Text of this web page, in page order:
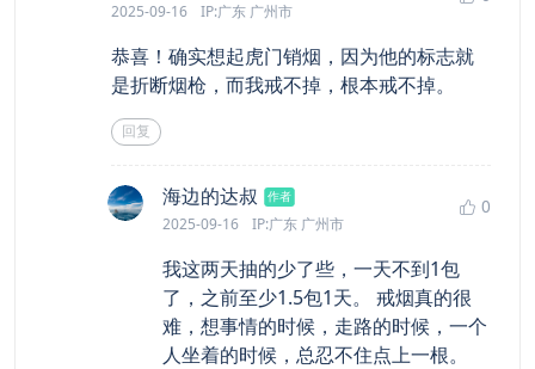
2025-09-16 IP:广东 广州市
恭喜！确实想起虎门销烟，因为他的标志就
是折断烟枪，而我戒不掉，根本戒不掉。
回复
0
海边的达叔says:
作者
2025-09-16 IP:广东 广州市
我这两天抽的少了些，一天不到1包
了，之前至少1.5包1天。 戒烟真的很
难，想事情的时候，走路的时候，一个
人坐着的时候，总忍不住点上一根。